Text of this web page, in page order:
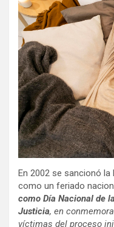
En 2002 se sancionó la
como un feriado
como Día Nacional de
Justicia, en
víctimas del proceso